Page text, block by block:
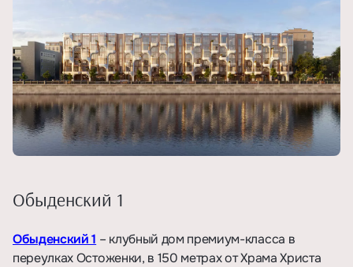
Обыденский 1
Обыденский 1 – клубный дом премиум-класса в
переулках Остоженки, в 150 метрах от Храма Христа